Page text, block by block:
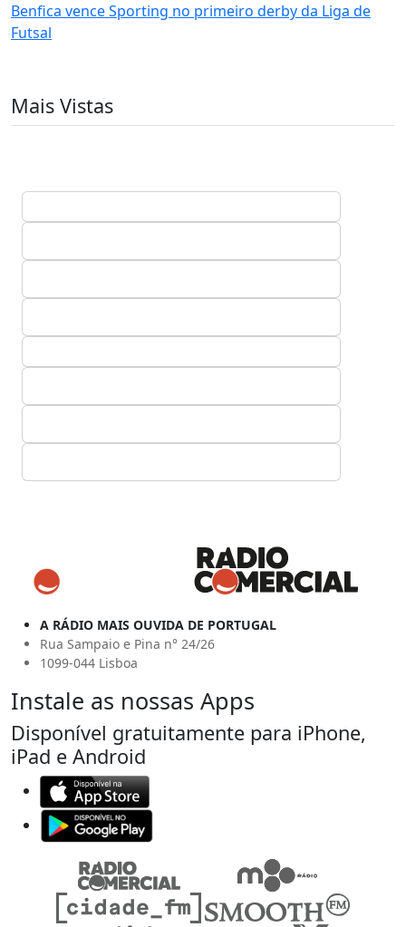
Benfica vence Sporting no primeiro derby da Liga de
Futsal
Mais Vistas
A RÁDIO MAIS OUVIDA DE PORTUGAL
Rua Sampaio e Pina n° 24/26
1099-044 Lisboa
Instale as nossas Apps
Disponível gratuitamente para iPhone,
iPad e Android